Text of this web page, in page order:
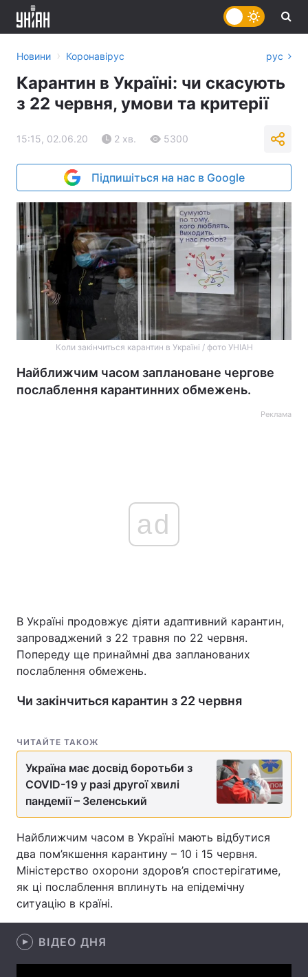
Головна
Україна Політика
Економіка
Спорт Наука
Техно і зв'язок
Здоров'я Туризм
Цікавинки Погода
Лонгріди
Новини › Коронавірус рус
Карантин в Україні: чи скасують
з 22 червня, умови та критерії
15:15, 02.06.20 2 хв. 5300
Підпишіться на нас в Google
Коли закінчиться карантин в Україні / фото УНІАН
Найближчим часом заплановане чергове
послаблення карантинних обмежень.
Реклама
ad
В Україні продовжує діяти адаптивний карантин,
запроваджений з 22 травня по 22 червня.
Попереду ще принаймні два запланованих
послаблення обмежень.
Чи закінчиться карантин з 22 червня
ЧИТАЙТЕ ТАКОЖ
Україна має досвід боротьби з
COVID-19 у разі другої хвилі
пандемії – Зеленський
Найближчим часом в Україні мають відбутися
два пом’якшення карантину – 10 і 15 червня.
Міністерство охорони здоров’я спостерігатиме,
як ці послаблення вплинуть на епідемічну
ситуацію в країні.
ВІДЕО ДНЯ